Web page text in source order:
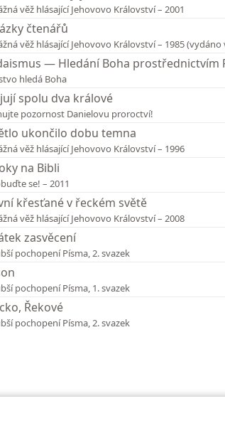
věž hlásající Jehovovo Království – 2001
čtenářů
věž hlásající Jehovovo Království – 1985 (vydáno
— Hledání Boha prostřednictvím
hledá Boha
spolu dva králové
pozornost Danielovu proroctví!
ukončilo dobu temna
věž hlásající Jehovovo Království – 1996
na Bibli
se! – 2011
křesťané v řeckém světě
věž hlásající Jehovovo Království – 2008
zasvěcení
pochopení Písma, 2. svazek
pochopení Písma, 1. svazek
Řekové
pochopení Písma, 2. svazek
of Pennsylvania